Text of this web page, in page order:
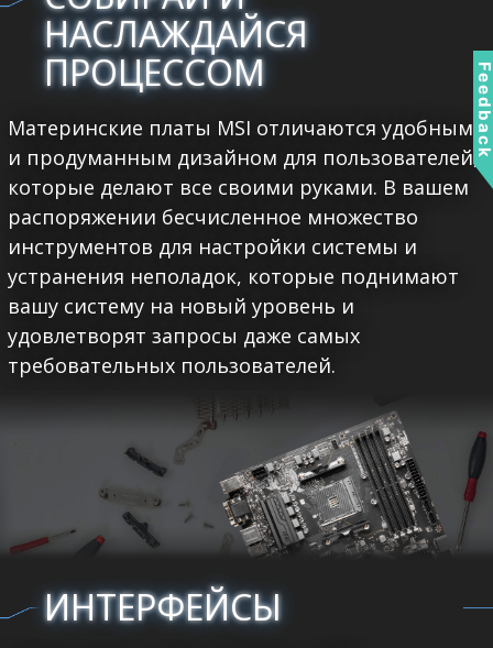
НАСЛАЖДАЙСЯ
ПРОЦЕССОМ
Материнские платы MSI отличаются удобным
и продуманным дизайном для пользователей,
которые делают все своими руками. В вашем
распоряжении бесчисленное множество
инструментов для настройки системы и
устранения неполадок, которые поднимают
вашу систему на новый уровень и
удовлетворят запросы даже самых
требовательных пользователей.
ИНТЕРФЕЙСЫ